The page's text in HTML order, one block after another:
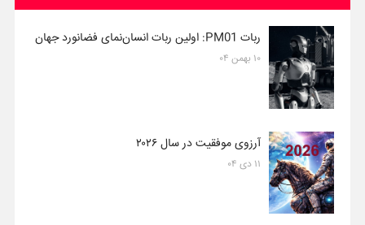
ربات PM01: اولین ربات انسان‌نمای فضانورد جهان
۱۰ بهمن ۰۴
آرزوی موفقیت در سال ۲۰۲۶
۱۱ دی ۰۴